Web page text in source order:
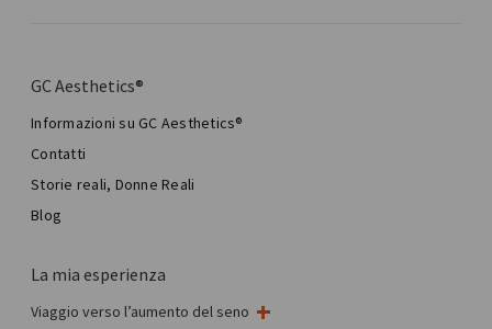
GC Aesthetics®
Informazioni su GC Aesthetics®
Contatti
Storie reali, Donne Reali
Blog
La mia esperienza
Viaggio verso l’aumento del seno